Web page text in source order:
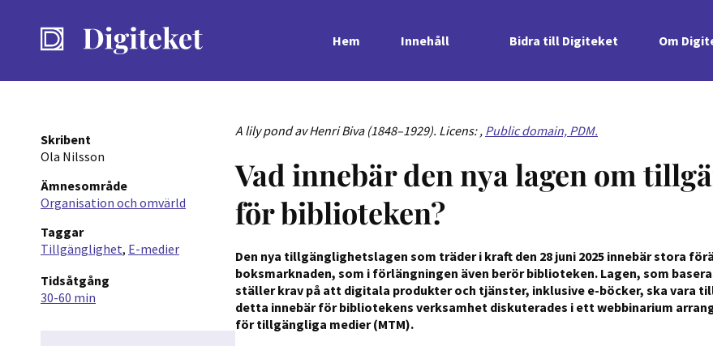
Hem Innehåll Bidra till Digiteket Om
Skribent
Ola Nilsson
Ämnesområde
Organisation och omvärld
Taggar
Tillgänglighet E-medier
Tidsåtgång
30-60 min
A lily pond av Henri Biva (1848–1929). Licens: , Public domain, PDM.
Vad innebär den nya lagen om
för biblioteken?
Den nya tillgänglighetslagen som träder i kraft den 28 juni 2025 innebär stora
boksmarknaden, som i förlängningen även berör biblioteken. Lagen, som
ställer krav på att digitala produkter och tjänster, inklusive e-böcker, ska vara
detta innebär för bibliotekens verksamhet diskuterades i ett webbinarium
för tillgängliga medier (MTM).